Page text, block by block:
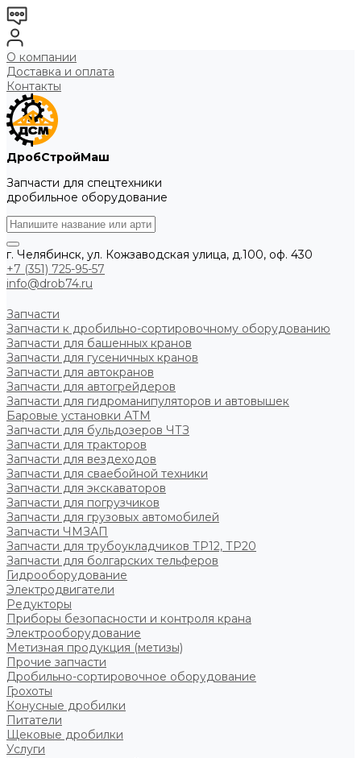
О компании
Доставка и оплата
Контакты
ДробСтройМаш
Запчасти для спецтехники
дробильное оборудование
г. Челябинск, ул. Кожзаводская улица, д.100, оф. 430
+7 (351) 725-95-57
info@drob74.ru
Запчасти
Запчасти к дробильно-сортировочному оборудованию
Запчасти для башенных кранов
Запчасти для гусеничных кранов
Запчасти для автокранов
Запчасти для автогрейдеров
Запчасти для гидроманипуляторов и автовышек
Баровые установки АТМ
Запчасти для бульдозеров ЧТЗ
Запчасти для тракторов
Запчасти для вездеходов
Запчасти для сваебойной техники
Запчасти для экскаваторов
Запчасти для погрузчиков
Запчасти для грузовых автомобилей
Запчасти ЧМЗАП
Запчасти для трубоукладчиков ТР12, ТР20
Запчасти для болгарских тельферов
Гидрооборудование
Электродвигатели
Редукторы
Приборы безопасности и контроля крана
Электрооборудование
Метизная продукция (метизы)
Прочие запчасти
Дробильно-сортировочное оборудование
Грохоты
Конусные дробилки
Питатели
Щековые дробилки
Услуги